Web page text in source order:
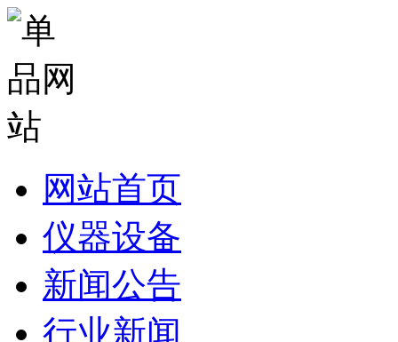
网站首页
仪器设备
新闻公告
行业新闻